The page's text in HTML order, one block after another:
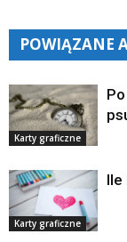
POWIĄZANE
Karty graficzne
Karty graficzne
Ile